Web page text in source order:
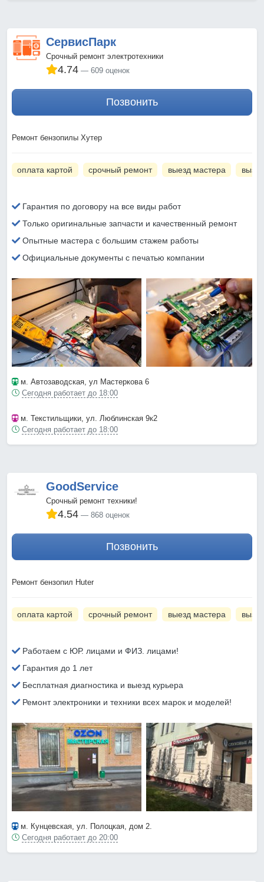
СервисПарк
Срочный ремонт электротехники
4.74 609 оценок
Позвонить
Ремонт бензопилы Хутер
оплата картой срочный ремонт выезд мастера
Гарантия по договору на все виды работ
Только оригинальные запчасти и качественный ремонт
Опытные мастера с большим стажем работы
Официальные документы с печатью компании
м. Автозаводская, ул Мастеркова 6
Сегодня работает до 18:00
м. Текстильщики, ул. Люблинская 9к2
Сегодня работает до 18:00
GoodService
Срочный ремонт техники!
4.54 868 оценок
Позвонить
Ремонт бензопил Huter
оплата картой срочный ремонт выезд мастера
Работаем с ЮР. лицами и ФИЗ. лицами!
Гарантия до 1 лет
Бесплатная диагностика и выезд курьера
Ремонт электроники и техники всех марок и моделей!
м. Кунцевская, ул. Полоцкая, дом 2.
Сегодня работает до 20:00